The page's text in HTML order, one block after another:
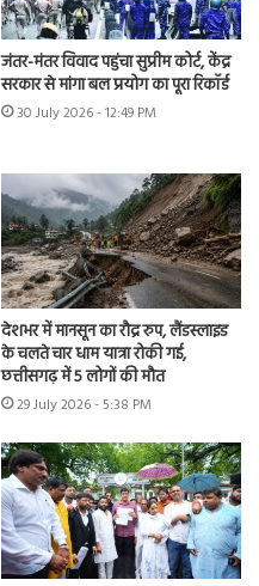
जंतर-मंतर विवाद पहुंचा सुप्रीम कोर्ट, केंद्र
सरकार से मांगा बल प्रयोग का पूरा रिकॉर्ड
30 July 2026 - 12:49 PM
देशभर में मानसून का रौद्र रुप, लैंडस्लाइड
के चलते चार धाम यात्रा रोकी गई,
छत्तीसगढ़ में 5 लोगों की मौत
29 July 2026 - 5:38 PM